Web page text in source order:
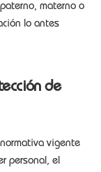
materno o
lo antes
de
vigente
personal, el